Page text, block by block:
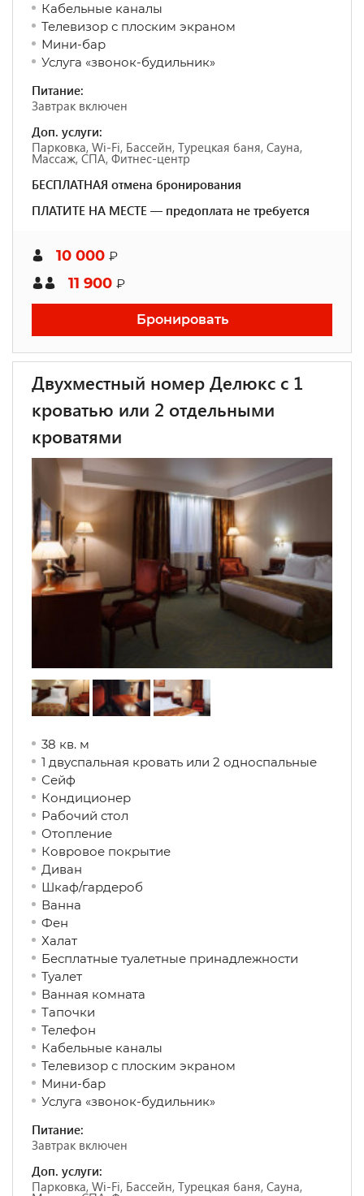
Кабельные каналы
Телевизор с плоским экраном
Мини-бар
Услуга «звонок-будильник»
Питание:
Завтрак включен
Доп. услуги:
Парковка, Wi-Fi, Бассейн, Турецкая баня, Сауна,
Массаж, СПА, Фитнес-центр
БЕСПЛАТНАЯ отмена бронирования
ПЛАТИТЕ НА МЕСТЕ — предоплата не требуется
10 000 ₽
11 900 ₽
Бронировать
Двухместный номер Делюкс с 1
кроватью или 2 отдельными
кроватями
38 кв. м
1 двуспальная кровать или 2 односпальные
Сейф
Кондиционер
Рабочий стол
Отопление
Ковровое покрытие
Диван
Шкаф/гардероб
Ванна
Фен
Халат
Бесплатные туалетные принадлежности
Туалет
Ванная комната
Тапочки
Телефон
Кабельные каналы
Телевизор с плоским экраном
Мини-бар
Услуга «звонок-будильник»
Питание:
Завтрак включен
Доп. услуги:
Парковка, Wi-Fi, Бассейн, Турецкая баня, Сауна,